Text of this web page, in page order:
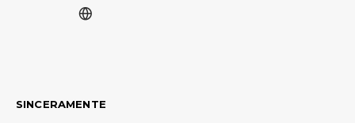
SINCERAMENTE